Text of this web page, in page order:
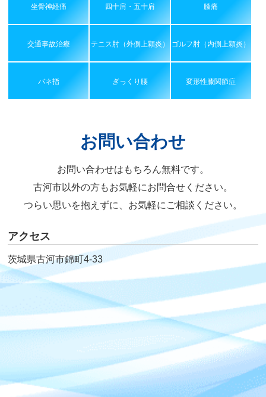
坐骨神経痛 四十肩・五十肩 膝痛
交通事故治療 テニス肘（外側上顆炎） ゴルフ肘（内側上顆炎）
バネ指 ぎっくり腰 変形性膝関節症
お問い合わせ
お問い合わせはもちろん無料です。
古河市以外の方もお気軽にお問合せください。
つらい思いを抱えずに、お気軽にご相談ください。
アクセス
茨城県古河市錦町4-33